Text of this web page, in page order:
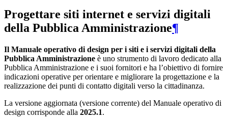
Progettare siti internet e servizi digitali
della Pubblica Amministrazione¶
Il Manuale operativo di design per i siti e i servizi digitali della
Pubblica Amministrazione è uno strumento di lavoro dedicato alla
Pubblica Amministrazione e i suoi fornitori e ha l’obiettivo di fornire
indicazioni operative per orientare e migliorare la progettazione e la
realizzazione dei punti di contatto digitali verso la cittadinanza.
La versione aggiornata (versione corrente) del Manuale operativo di
design corrisponde alla 2025.1.